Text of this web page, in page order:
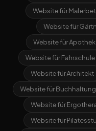
Website für
Website für
Website für
Website für Fahrschule
Website für Architekt
Website für
Website für
Website für